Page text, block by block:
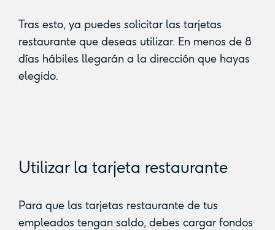
Tras esto, ya puedes solicitar las tarjetas
restaurante que deseas utilizar. En menos de 8
días hábiles llegarán a la dirección que hayas
elegido.
Utilizar la tarjeta restaurante
Para que las tarjetas restaurante de tus
empleados tengan saldo, debes cargar fondos